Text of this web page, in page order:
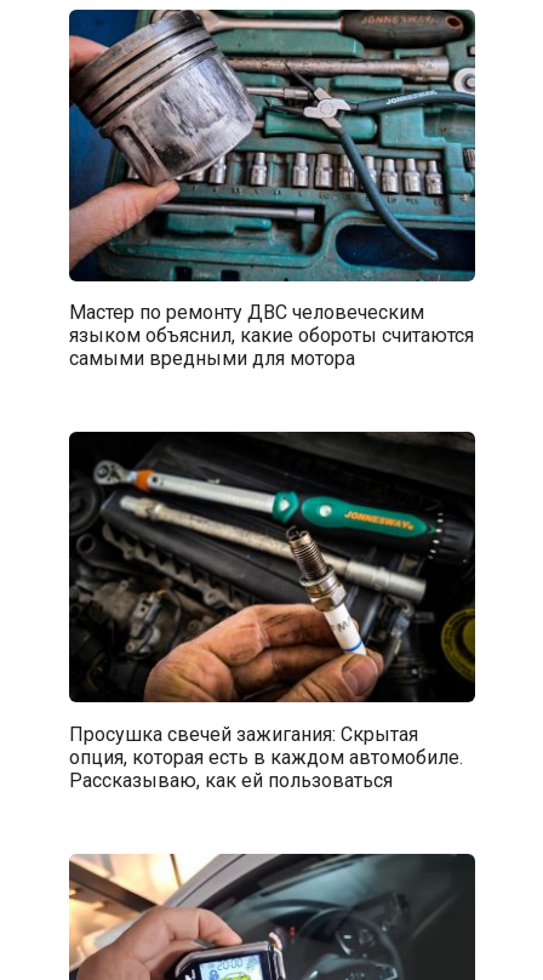
Мастер по ремонту ДВС человеческим
языком объяснил, какие обороты считаются
самыми вредными для мотора
Просушка свечей зажигания: Скрытая
опция, которая есть в каждом автомобиле.
Рассказываю, как ей пользоваться